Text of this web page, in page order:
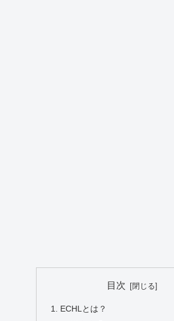
目次
ECHLとは？